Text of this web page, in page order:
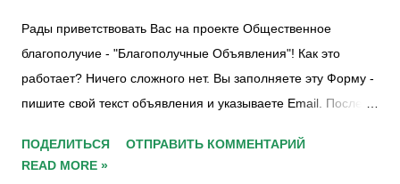
Рады приветствовать Вас на проекте Общественное
благополучие - "Благополучные Объявления"! Как это
работает? Ничего сложного нет. Вы заполняете эту Форму -
пишите свой текст объявления и указываете Email. После
объявлением появляется в Благополучных Объявлениях .
ПОДЕЛИТЬСЯ
ОТПРАВИТЬ КОММЕНТАРИЙ
READ MORE »